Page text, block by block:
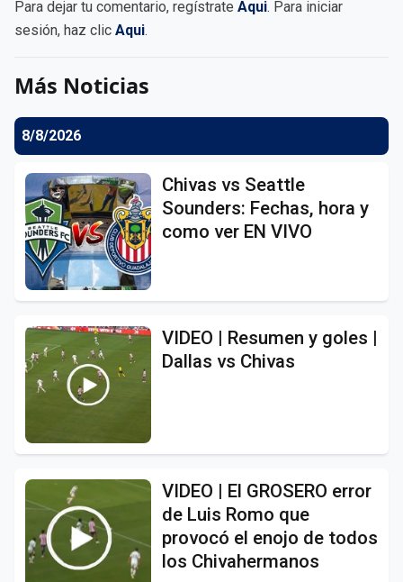
Para dejar tu comentario, regístrate Aqui. Para iniciar
sesión, haz clic Aqui.
Más Noticias
8/8/2026
Chivas vs Seattle
Sounders: Fechas, hora y
como ver EN VIVO
VIDEO | Resumen y goles |
Dallas vs Chivas
VIDEO | El GROSERO error
de Luis Romo que
provocó el enojo de todos
los Chivahermanos